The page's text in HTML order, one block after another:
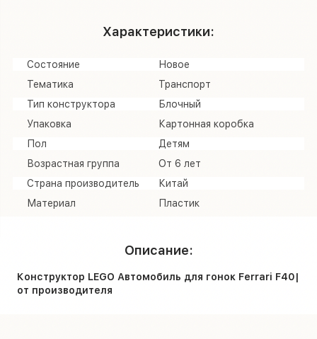
Характеристики:
Состояние
Новое
Тематика
Транспорт
Тип конструктора
Блочный
Упаковка
Картонная коробка
Пол
Детям
Возрастная группа
От 6 лет
Страна производитель
Китай
Материал
Пластик
Описание:
Конструктор LEGO Автомобиль для гонок Ferrari F40|
от производителя